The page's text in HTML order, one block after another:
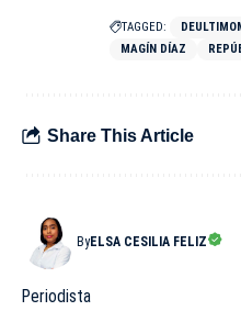
TAGGED:
MAGÍN DÍAZ
Share This Article
ByELSA CESILIA FELIZ
Periodista